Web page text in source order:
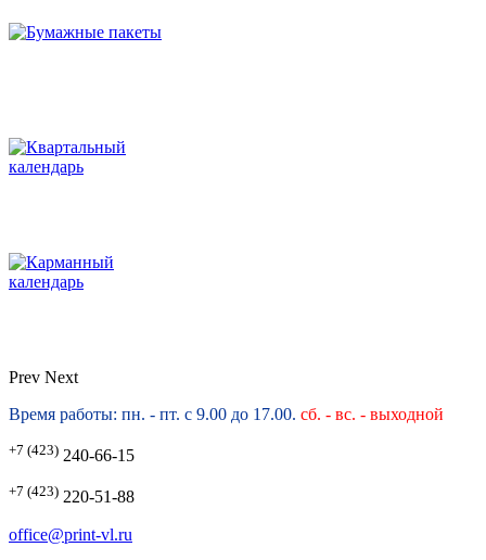
Prev Next
Время работы: пн. - пт. с 9.00 до 17.00. сб. - вс. - выходной
+7 (423) 240-66-15
+7 (423) 220-51-88
office@print-vl.ru